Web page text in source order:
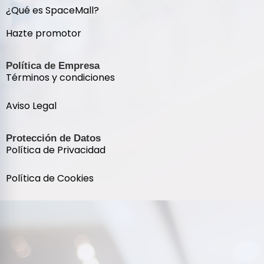
¿Qué es SpaceMall?
Hazte promotor
Política de Empresa
Términos y condiciones
Aviso Legal
Protección de Datos
Política de Privacidad
Política de Cookies